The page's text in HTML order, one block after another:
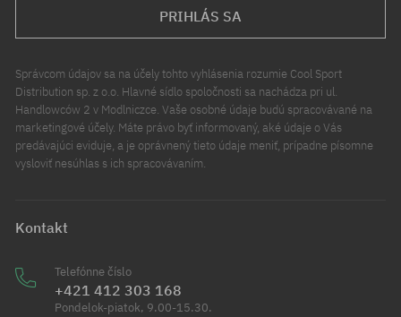
PRIHLÁS SA
Správcom údajov sa na účely tohto vyhlásenia rozumie Cool Sport
Distribution sp. z o.o. Hlavné sídlo spoločnosti sa nachádza pri ul.
Handlowców 2 v Modlniczce. Vaše osobné údaje budú spracovávané na
marketingové účely. Máte právo byť informovaný, aké údaje o Vás
predávajúci eviduje, a je oprávnený tieto údaje meniť, prípadne písomne
vysloviť nesúhlas s ich spracovávaním.
Kontakt
Telefónne číslo
+421 412 303 168
Pondelok-piatok, 9.00-15.30.